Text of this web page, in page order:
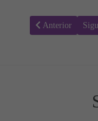
Artículo anterior:
Anterior